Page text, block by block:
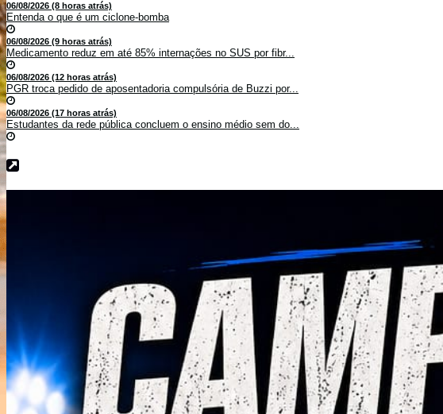
06/08/2026 (8 horas atrás)
Entenda o que é um ciclone-bomba
06/08/2026 (9 horas atrás)
Medicamento reduz em até 85% internações no SUS por fibr...
06/08/2026 (12 horas atrás)
PGR troca pedido de aposentadoria compulsória de Buzzi por...
06/08/2026 (17 horas atrás)
Estudantes da rede pública concluem o ensino médio sem do...